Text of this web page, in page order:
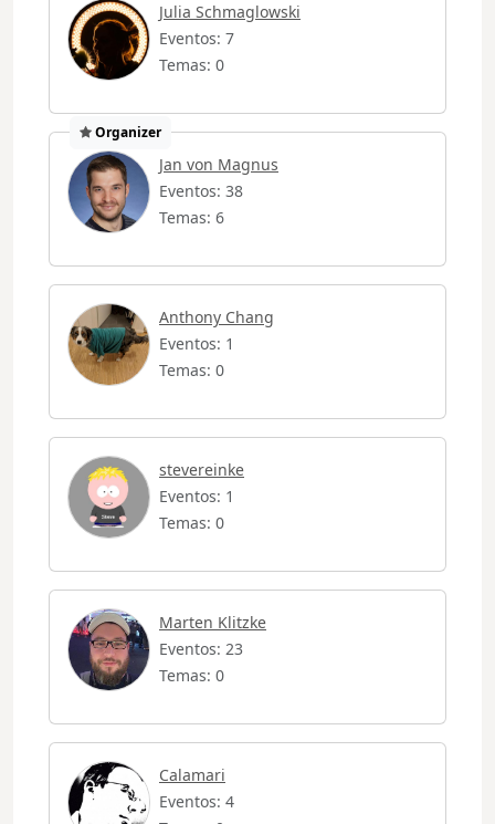
Julia Schmaglowski
Eventos: 7
Temas: 0
Organizer
Jan von Magnus
Eventos: 38
Temas: 6
Anthony Chang
Eventos: 1
Temas: 0
stevereinke
Eventos: 1
Temas: 0
Marten Klitzke
Eventos: 23
Temas: 0
Calamari
Eventos: 4